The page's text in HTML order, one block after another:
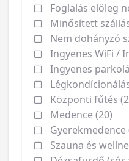
Foglalás előleg
Minősített
Nem dohányzó
Ingyenes WiFi /
Ingyenes
Központi fűtés
Medence (20)
Gyerekmedence
Szauna és